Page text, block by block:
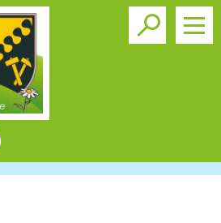
Toggle